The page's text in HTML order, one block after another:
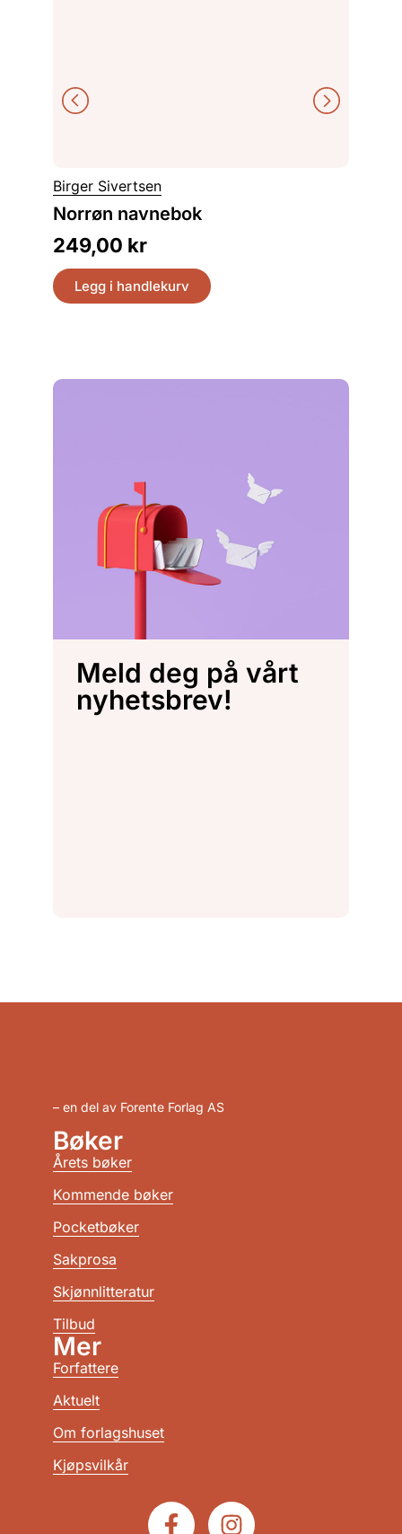
Birger Sivertsen
Norrøn navnebok
249,00 kr
Legg i handlekurv
Meld deg på vårt
nyhetsbrev!
– en del av Forente Forlag AS
Bøker
Årets bøker
Kommende bøker
Pocketbøker
Sakprosa
Skjønnlitteratur
Tilbud
Mer
Forfattere
Aktuelt
Om forlagshuset
Kjøpsvilkår